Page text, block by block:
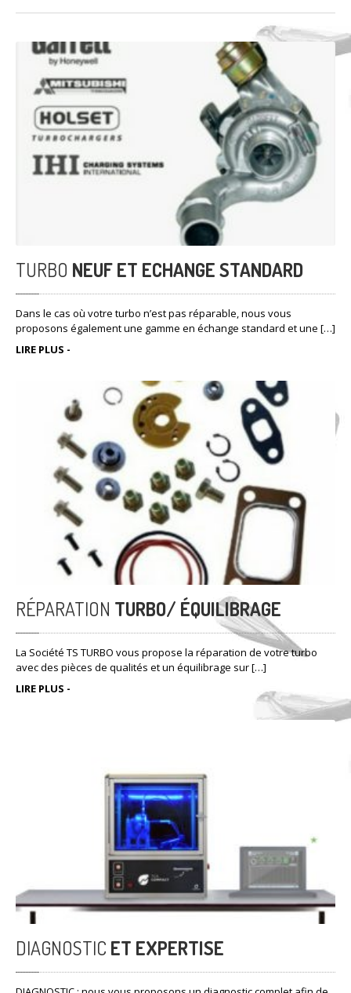
TURBO NEUF ET ECHANGE STANDARD
Dans le cas où votre turbo n’est pas réparable, nous vous
proposons également une gamme en échange standard et une […]
LIRE PLUS -
RÉPARATION TURBO/ ÉQUILIBRAGE
La Société TS TURBO vous propose la réparation de votre turbo
avec des pièces de qualités et un équilibrage sur […]
LIRE PLUS -
DIAGNOSTIC ET EXPERTISE